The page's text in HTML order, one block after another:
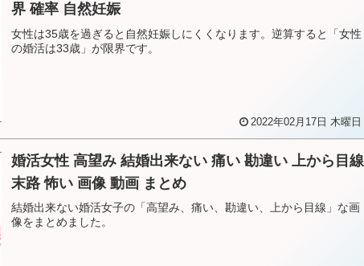
界 確率 自然妊娠
女性は35歳を過ぎると自然妊娠しにくくなります。逆算すると「女性
の婚活は33歳」が限界です。
2022年02月17日 木曜日
婚活女性 高望み 結婚出来ない 痛い 勘違い 上から目線
末路 怖い 画像 動画 まとめ
結婚出来ない婚活女子の「高望み、痛い、勘違い、上から目線」な画
像をまとめました。